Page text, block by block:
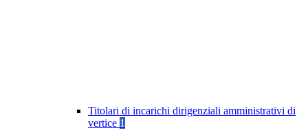
Titolari di incarichi dirigenziali amministrativi di
vertice 1